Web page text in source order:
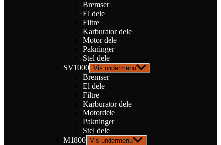
Bremser
El dele
Filtre
Karburator dele
Motor dele
Pakninger
Stel dele
SV1000 Vis undermenu
Bremser
El dele
Filtre
Karburator dele
Motordele
Pakninger
Stel dele
M1800 Vis undermenu